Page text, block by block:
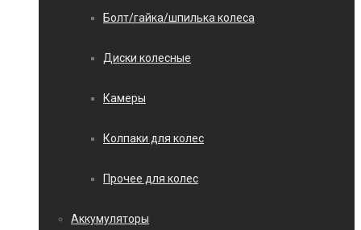
Болт/гайка/шпилька колеса
Диски колесные
Камеры
Колпаки для колес
Прочее для колес
Аккумуляторы